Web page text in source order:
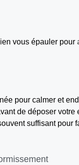
vous épauler pour
pour calmer et
de déposer votre
suffisant pour